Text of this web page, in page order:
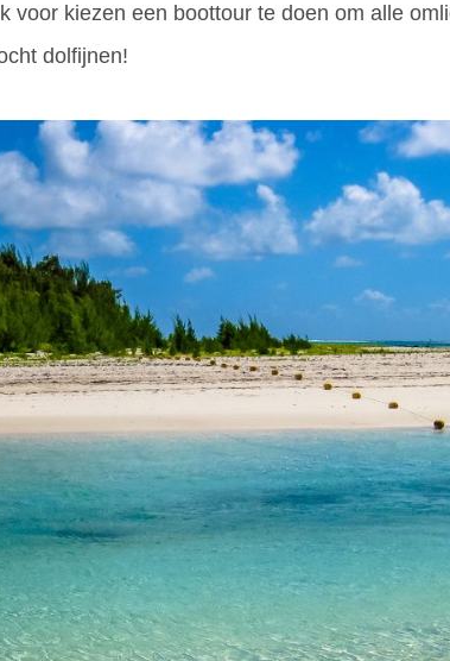
voor kiezen een boottour te doen om alle
dolfijnen!